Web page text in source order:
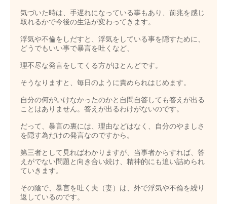
気づいた時は、手遅れになっている事もあり、前兆を感じ
取れるかで今後の生活が変わってきます。
浮気や不倫をしだすと、浮気をしている事を隠すために、
どうでもいい事で暴言を吐くなど、
理不尽な発言をしてくる方がほとんどです。
そうなりますと、毎日のように責められはじめます。
自分の何がいけなかったのかと自問自答しても答えが出る
ことはありません。答えが出るわけがないのです。
だって、暴言の裏には、理由などはなく、自分のやましさ
を隠す為だけの発言なのですから。
第三者として見ればわかりますが、当事者からすれば、答
えがでない問題と向き合い続け、精神的にも追い詰められ
ていきます。
その陰で、暴言を吐く夫（妻）は、外で浮気や不倫を繰り
返しているのです。